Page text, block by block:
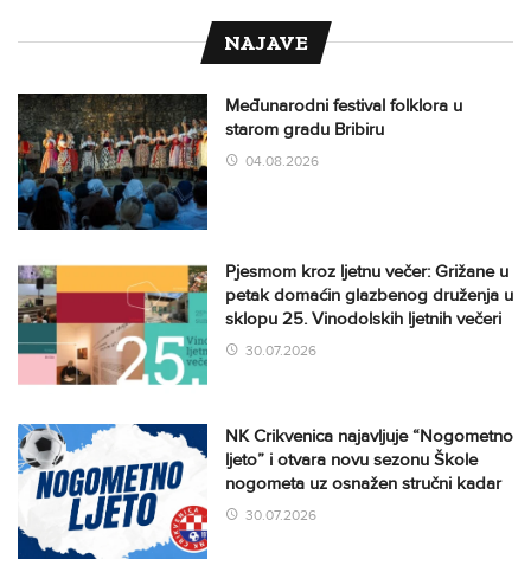
NAJAVE
Međunarodni festival folklora u
starom gradu Bribiru
04.08.2026
Pjesmom kroz ljetnu večer: Grižane u
petak domaćin glazbenog druženja u
sklopu 25. Vinodolskih ljetnih večeri
30.07.2026
NK Crikvenica najavljuje “Nogometno
ljeto” i otvara novu sezonu Škole
nogometa uz osnažen stručni kadar
30.07.2026